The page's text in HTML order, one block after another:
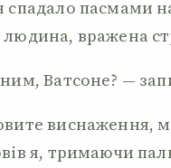
спадало пасмами
людина, вражена
Ватсоне? —
виснаження,
я, тримаючи